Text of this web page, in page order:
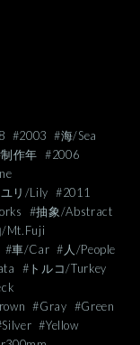
#2003 #海/Sea
作年 #2006
リ/Lily #2011
#抽象/Abstract
/Mt.Fuji
#車/Car #人/People
#トルコ/Turkey
#Gray #Green
#Yellow